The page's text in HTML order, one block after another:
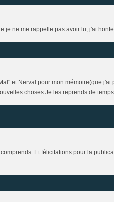
je ne me rappelle pas avoir lu, j'ai
et Nerval pour mon mémoire(que
choses.Je les reprends de temps
Et félicitations pour la